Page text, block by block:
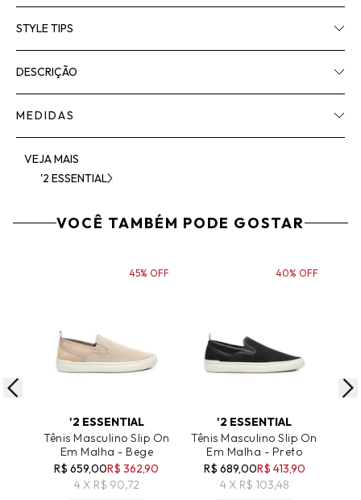
STYLE TIPS
DESCRIÇÃO
MEDIDAS
VEJA MAIS
'2 ESSENTIAL
VOCÊ TAMBÉM PODE GOSTAR
'2 ESSENTIAL
Tênis Masculino Slip On
Em Malha - Bege
R$ 659,00R$ 362,90
4 X R$ 90,72
45% OFF
'2 ESSENTIAL
Tênis Masculino Slip On
Em Malha - Preto
R$ 689,00R$ 413,90
4 X R$ 103,48
40% OFF